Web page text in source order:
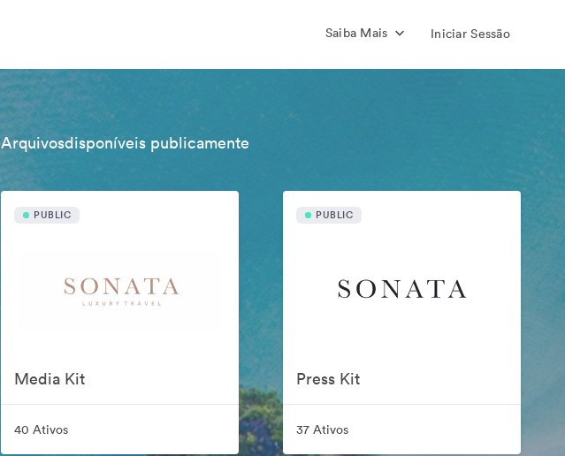
Saiba Mais Iniciar Sessão
Arquivosdisponíveis publicamente
PUBLIC
Media Kit
40 Ativos
PUBLIC
Press Kit
37 Ativos